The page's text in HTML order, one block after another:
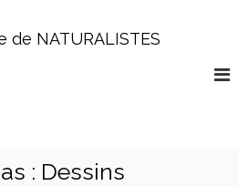
de NATURALISTES
: Dessins